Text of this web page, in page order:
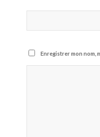
Enregistrer mon nom,